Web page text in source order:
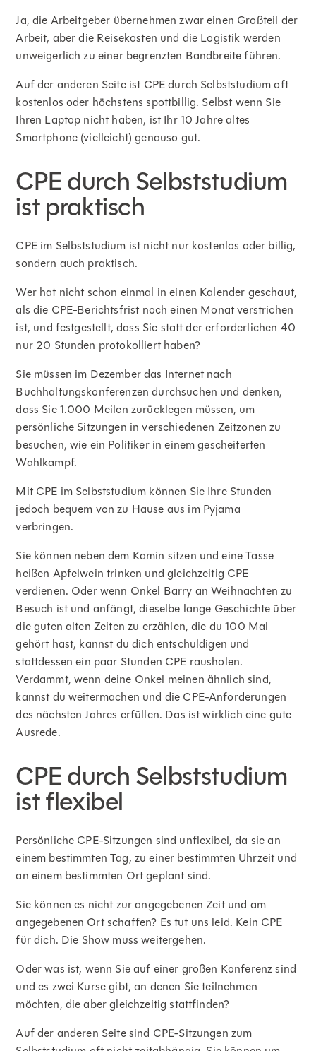
Ja, die Arbeitgeber übernehmen zwar einen Großteil der
Arbeit, aber die Reisekosten und die Logistik werden
unweigerlich zu einer begrenzten Bandbreite führen.
Auf der anderen Seite ist CPE durch Selbststudium oft
kostenlos oder höchstens spottbillig. Selbst wenn Sie
Ihren Laptop nicht haben, ist Ihr 10 Jahre altes
Smartphone (vielleicht) genauso gut.
CPE durch Selbststudium
ist praktisch
CPE im Selbststudium ist nicht nur kostenlos oder billig,
sondern auch praktisch.
Wer hat nicht schon einmal in einen Kalender geschaut,
als die CPE-Berichtsfrist noch einen Monat verstrichen
ist, und festgestellt, dass Sie statt der erforderlichen 40
nur 20 Stunden protokolliert haben?
Sie müssen im Dezember das Internet nach
Buchhaltungskonferenzen durchsuchen und denken,
dass Sie 1.000 Meilen zurücklegen müssen, um
persönliche Sitzungen in verschiedenen Zeitzonen zu
besuchen, wie ein Politiker in einem gescheiterten
Wahlkampf.
Mit CPE im Selbststudium können Sie Ihre Stunden
jedoch bequem von zu Hause aus im Pyjama
verbringen.
Sie können neben dem Kamin sitzen und eine Tasse
heißen Apfelwein trinken und gleichzeitig CPE
verdienen. Oder wenn Onkel Barry an Weihnachten zu
Besuch ist und anfängt, dieselbe lange Geschichte über
die guten alten Zeiten zu erzählen, die du 100 Mal
gehört hast, kannst du dich entschuldigen und
stattdessen ein paar Stunden CPE rausholen.
Verdammt, wenn deine Onkel meinen ähnlich sind,
kannst du weitermachen und die CPE-Anforderungen
des nächsten Jahres erfüllen. Das ist wirklich eine gute
Ausrede.
CPE durch Selbststudium
ist flexibel
Persönliche CPE-Sitzungen sind unflexibel, da sie an
einem bestimmten Tag, zu einer bestimmten Uhrzeit und
an einem bestimmten Ort geplant sind.
Sie können es nicht zur angegebenen Zeit und am
angegebenen Ort schaffen? Es tut uns leid. Kein CPE
für dich. Die Show muss weitergehen.
Oder was ist, wenn Sie auf einer großen Konferenz sind
und es zwei Kurse gibt, an denen Sie teilnehmen
möchten, die aber gleichzeitig stattfinden?
Auf der anderen Seite sind CPE-Sitzungen zum